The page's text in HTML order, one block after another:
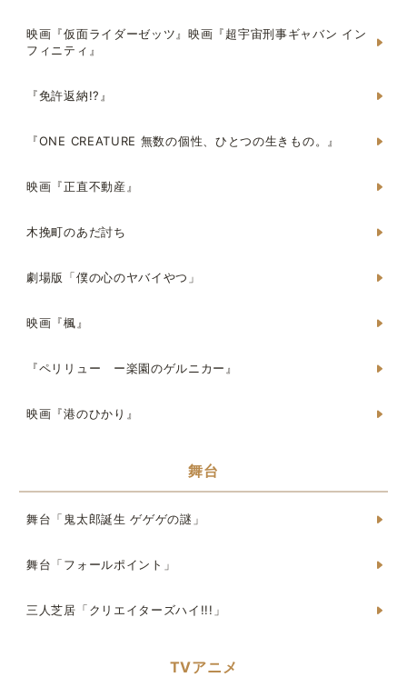
映画『仮面ライダーゼッツ』映画『超宇宙刑事ギャバン イン
フィニティ』
『免許返納!?』
『ONE CREATURE 無数の個性、ひとつの生きもの。』
映画『正直不動産』
木挽町のあだ討ち
劇場版「僕の心のヤバイやつ」
映画『楓』
『ペリリュー ー楽園のゲルニカー』
映画『港のひかり』
舞台
舞台「鬼太郎誕生 ゲゲゲの謎」
舞台「フォールポイント」
三人芝居「クリエイターズハイ!!!」
TVアニメ